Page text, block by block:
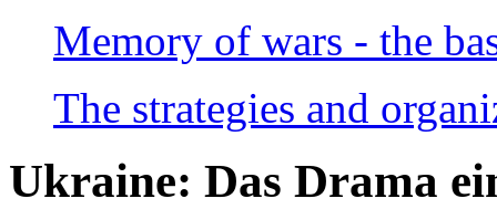
Memory of wars - the
The strategies and
Ukraine: Das Drama